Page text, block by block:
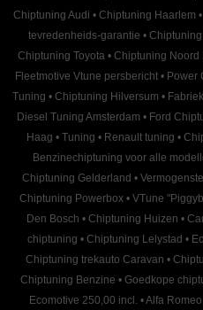
Chiptuning Audi • Chiptuning Haarlem •
tevredenheids-garantie •
Chiptuning Toyota • Chiptuning Noord
Fleetmotive Vtune persbericht • Power
Tuning • Chiptuning Hilversum •
Diesel Tuning Amsterdam • Ford
Haag • Tuning • Renault tuning •
Benzinechiptuning voor alle
Chiptuning Gelderland •
Chiptuning Powerbox • VTune
Den Bosch • Chiptuning Huizen •
chiptuning • Chiptuning Lelystad •
Chiptuning trekauto Caravan •
Chiptuning Benzine • Goedkope
Ecomotive 250,00 incl. •Alfa